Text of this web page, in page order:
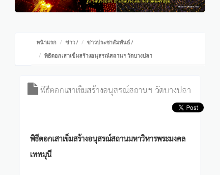
หน้าแรก ข่าว/ ข่าวประชาสัมพันธ์/
พิธีตอกเสาเข็มสร้างอนุสรณ์สถานฯ วัดบางปลา
พิธีตอกเสาเข็มสร้างอนุสรณ์สถานฯ วัดบางปลา
พิธีตอกเสาเข็มสร้างอนุสรณ์สถานมหาวิหารพระมงคล
เทพมุนี